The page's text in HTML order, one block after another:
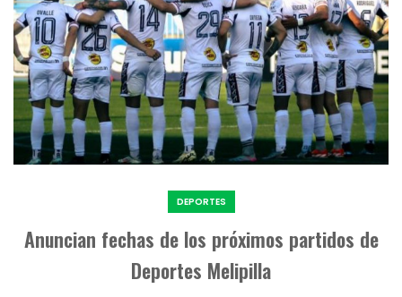
DEPORTES
Anuncian fechas de los próximos partidos de
Deportes Melipilla